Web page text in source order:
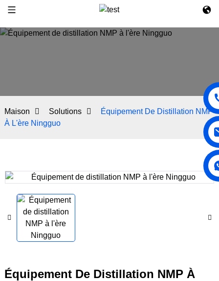
Maison Solutions
Équipement De Distillation NMP
À L'ère Ningguo
Équipement De Distillation NMP À